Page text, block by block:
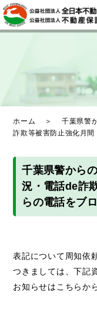
ホーム ＞千葉県警
詐欺等被害防止強化月間
千葉県警から
況・電話de詐
らの電話をブ
表記について周知依
つきましては、下記
お知らせはこちらか